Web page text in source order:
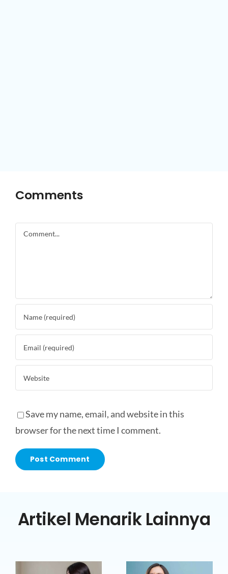
Comments
Comment
Save my name, email, and website in this
browser for the next time I comment.
Artikel Menarik Lainnya